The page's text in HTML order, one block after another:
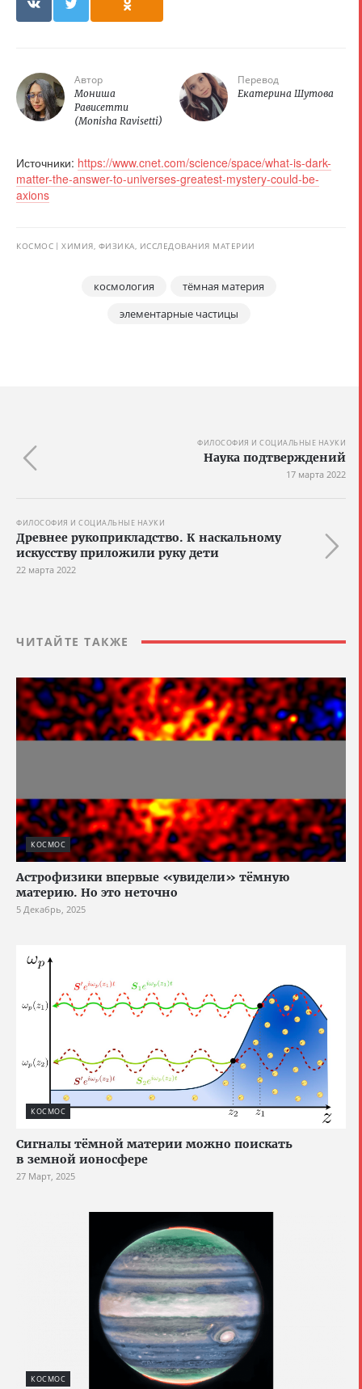
Автор
Мониша
Рависетти
(Monisha Ravisetti)
Перевод
Екатерина Шутова
Источники: https://www.cnet.com/science/space/what-is-dark-
matter-the-answer-to-universes-greatest-mystery-could-be-
axions
КОСМОС ХИМИЯ, ФИЗИКА, ИССЛЕДОВАНИЯ МАТЕРИИ
космология
тёмная материя
элементарные частицы
ФИЛОСОФИЯ И СОЦИАЛЬНЫЕ НАУКИ
Наука подтверждений
17 марта 2022
ФИЛОСОФИЯ И СОЦИАЛЬНЫЕ НАУКИ
Древнее рукоприкладство. К наскальному
искусству приложили руку дети
22 марта 2022
ЧИТАЙТЕ ТАКЖЕ
КОСМОС
Астрофизики впервые «увидели» тёмную
материю. Но это неточно
5 Декабрь, 2025
КОСМОС
Сигналы тёмной материи можно поискать
в земной ионосфере
27 Март, 2025
КОСМОС